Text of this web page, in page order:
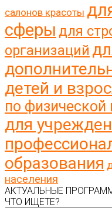
салонов красоты
сферы для
организаций
детей и
по физической
для
образования
населения
АКТУАЛЬНЫЕ
ЧТО ИЩЕТЕ?